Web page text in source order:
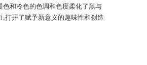
和冷色的色调和色度柔化了黑与
打开了赋予新意义的趣味性和创造